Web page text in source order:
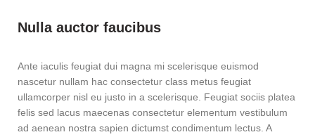
Nulla auctor faucibus
Ante iaculis feugiat dui magna mi scelerisque euismod
nascetur nullam hac consectetur class metus feugiat
ullamcorper nisl eu justo in a scelerisque. Feugiat sociis platea
felis sed lacus maecenas consectetur elementum vestibulum
ad aenean nostra sapien dictumst condimentum lectus. A